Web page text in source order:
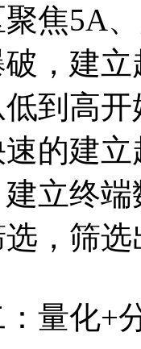
焦5A
，建
到高
的建
立终
选，筛
化+分